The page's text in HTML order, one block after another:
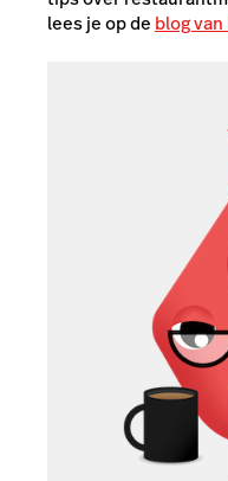
lees je op de blog